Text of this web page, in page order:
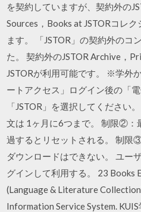
を契約していますが、契約外の
Sources，Books at JSTORコレ
ます。 「JSTOR」の契約外のコ
た。 契約外のJSTOR Archive，
JSTORが利用可能です。 ※学外
ートアクセス」ログイン後の「
「JSTOR」を選択してくださ
文は 1ヶ月に6つまで。 制限②：
過するとリセットされる。 制限
ダウンロードはできない。 ユー
グインして利用する。 23 Books
(Language & Literature
Information Service System.